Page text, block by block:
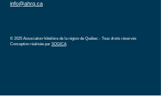
info@ahrq.ca
© 2025 Association hôtelière de la région de Québec - Tous droits réservés
Conception réalisée par SOGICA